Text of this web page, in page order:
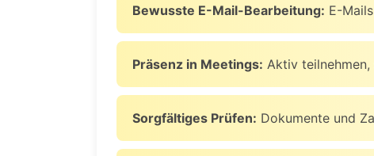
Bewusste E-Mail-Bearbeitung: E-
Präsenz in Meetings: Aktiv
Sorgfältiges Prüfen: Dokumente und